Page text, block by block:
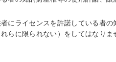
にライセンスを許諾している者
らに限られない）をしてはなりま